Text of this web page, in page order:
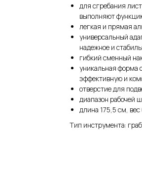
для сгребания
выполняют
легкая и прямая
универсальный
надежное и
гибкий сменный
уникальная форма
эффективную и
отверстие для
диапазон рабочей
длина 175,5 см, вес
Тип инструмента: